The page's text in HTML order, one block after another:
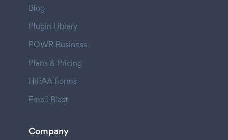
Blog
Plugin Library
POWR Business
Plans & Pricing
HIPAA Forms
Email Blast
Company